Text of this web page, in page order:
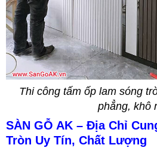
Thi công tấm ốp lam sóng
phẳng, khô
SÀN GỖ AK – Địa Chỉ
Tròn Uy Tín, Chất Lượng